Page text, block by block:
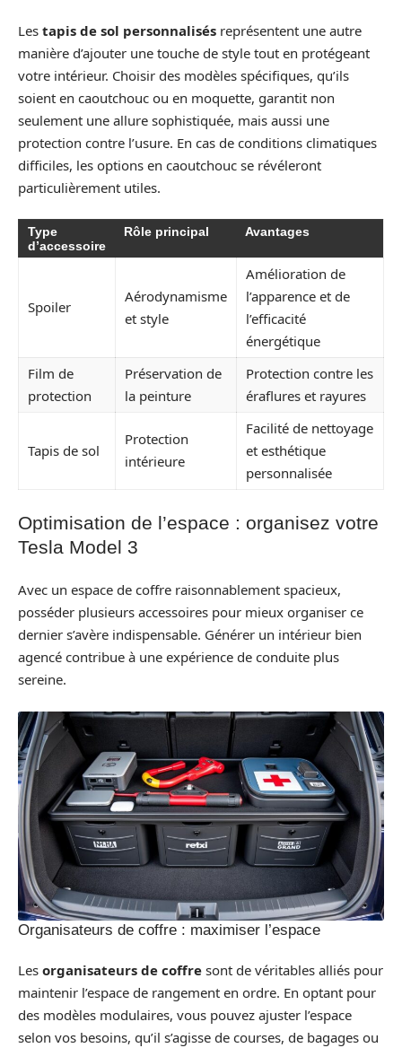
Les tapis de sol personnalisés représentent une autre
manière d’ajouter une touche de style tout en protégeant
votre intérieur. Choisir des modèles spécifiques, qu’ils
soient en caoutchouc ou en moquette, garantit non
seulement une allure sophistiquée, mais aussi une
protection contre l’usure. En cas de conditions climatiques
difficiles, les options en caoutchouc se révéleront
particulièrement utiles.
Type
d’accessoire
Rôle principal Avantages
Spoiler
Aérodynamisme
et style
Amélioration de
l’apparence et de
l’efficacité
énergétique
Film de
protection
Préservation de
la peinture
Protection contre les
éraflures et rayures
Tapis de sol
Protection
intérieure
Facilité de nettoyage
et esthétique
personnalisée
Optimisation de l’espace : organisez votre
Tesla Model 3
Avec un espace de coffre raisonnablement spacieux,
posséder plusieurs accessoires pour mieux organiser ce
dernier s’avère indispensable. Générer un intérieur bien
agencé contribue à une expérience de conduite plus
sereine.
Organisateurs de coffre : maximiser l’espace
Les organisateurs de coffre sont de véritables alliés pour
maintenir l’espace de rangement en ordre. En optant pour
des modèles modulaires, vous pouvez ajuster l’espace
selon vos besoins, qu’il s’agisse de courses, de bagages ou